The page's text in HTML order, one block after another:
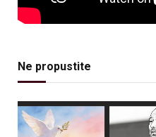
Ne propustite